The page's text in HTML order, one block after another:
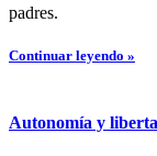
padres.
Continuar leyendo »
Autonomía y